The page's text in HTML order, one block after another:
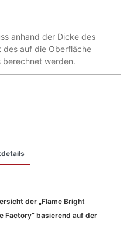
anhand der Dicke des
des auf die Oberfläche
berechnet werden.
der „Flame Bright
Factory“ basierend auf der